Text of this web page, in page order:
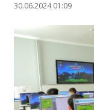
30.06.2024 01:09